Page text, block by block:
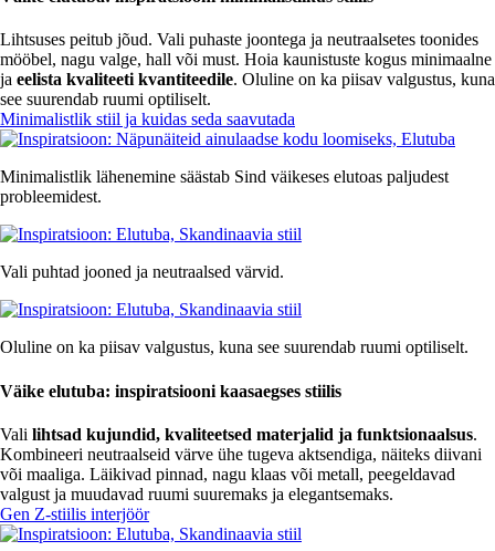
Lihtsuses peitub jõud. Vali puhaste joontega ja neutraalsetes toonides
mööbel, nagu valge, hall või must. Hoia kaunistuste kogus minimaalne
ja eelista kvaliteeti kvantiteedile. Oluline on ka piisav valgustus, kuna
see suurendab ruumi optiliselt.
Minimalistlik stiil ja kuidas seda saavutada
Minimalistlik lähenemine säästab Sind väikeses elutoas paljudest
probleemidest.
Vali puhtad jooned ja neutraalsed värvid.
Oluline on ka piisav valgustus, kuna see suurendab ruumi optiliselt.
Väike elutuba: inspiratsiooni kaasaegses stiilis
Vali lihtsad kujundid, kvaliteetsed materjalid ja funktsionaalsus.
Kombineeri neutraalseid värve ühe tugeva aktsendiga, näiteks diivani
või maaliga. Läikivad pinnad, nagu klaas või metall, peegeldavad
valgust ja muudavad ruumi suuremaks ja elegantsemaks.
Gen Z-stiilis interjöör